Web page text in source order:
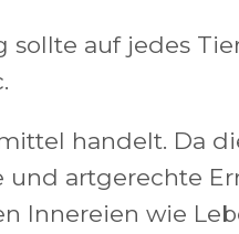
auf jedes
handelt. Da
artgerechte
wie